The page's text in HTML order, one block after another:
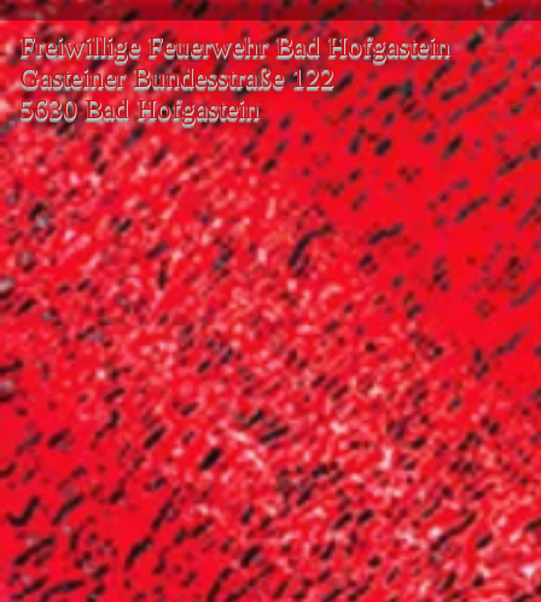
Freiwillige Feuerwehr Bad Hofgastein
Gasteiner Bundesstraße 122
5630 Bad Hofgastein